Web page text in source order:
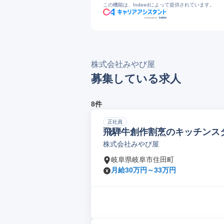
この機能は、Indeedによって提供されています。
株式会社みやび屋
募集している求人
8件
正社員
飛騨牛創作割烹のキッチンス
株式会社みやび屋
岐阜県岐阜市住田町
月給30万円～33万円